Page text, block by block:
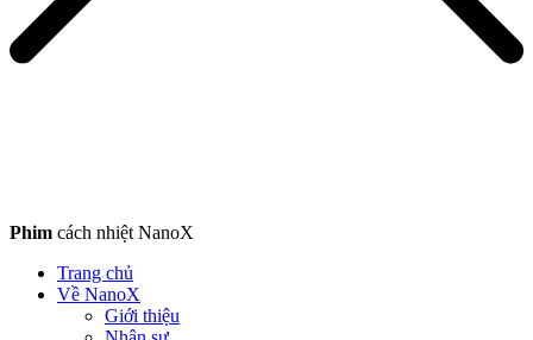
Phim cách nhiệt NanoX
Trang chủ
Về NanoX
Giới thiệu